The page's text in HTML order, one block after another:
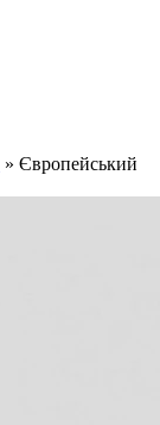
» Європейський